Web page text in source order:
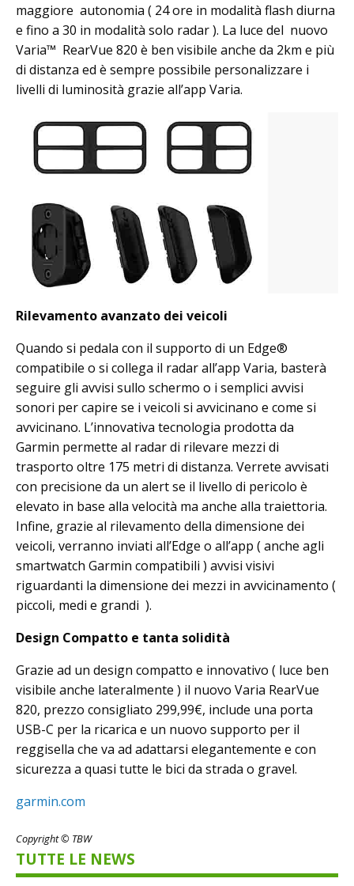
maggiore autonomia ( 24 ore in modalità flash diurna
e fino a 30 in modalità solo radar ). La luce del nuovo
Varia™ RearVue 820 è ben visibile anche da 2km e più
di distanza ed è sempre possibile personalizzare i
livelli di luminosità grazie all’app Varia.
Rilevamento avanzato dei veicoli
Quando si pedala con il supporto di un Edge®
compatibile o si collega il radar all’app Varia, basterà
seguire gli avvisi sullo schermo o i semplici avvisi
sonori per capire se i veicoli si avvicinano e come si
avvicinano. L’innovativa tecnologia prodotta da
Garmin permette al radar di rilevare mezzi di
trasporto oltre 175 metri di distanza. Verrete avvisati
con precisione da un alert se il livello di pericolo è
elevato in base alla velocità ma anche alla traiettoria.
Infine, grazie al rilevamento della dimensione dei
veicoli, verranno inviati all’Edge o all’app ( anche agli
smartwatch Garmin compatibili ) avvisi visivi
riguardanti la dimensione dei mezzi in avvicinamento (
piccoli, medi e grandi ).
Design Compatto e tanta solidità
Grazie ad un design compatto e innovativo ( luce ben
visibile anche lateralmente ) il nuovo Varia RearVue
820, prezzo consigliato 299,99€, include una porta
USB-C per la ricarica e un nuovo supporto per il
reggisella che va ad adattarsi elegantemente e con
sicurezza a quasi tutte le bici da strada o gravel.
garmin.com
Copyright © TBW
TUTTE LE NEWS